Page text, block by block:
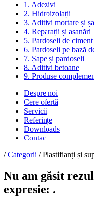
1. Adezivi
2. Hidroizolații
3. Aditivi mortare și
4. Reparații și asanări
5. Pardoseli de ciment
6. Pardoseli pe bază
7. Șape și pardoseli
8. Aditivi betoane
9. Produse
Despre noi
Cere ofertă
Servicii
Referințe
Downloads
Contact
/Categorii /Plastifianți și
Nu am găsit
expresie: .